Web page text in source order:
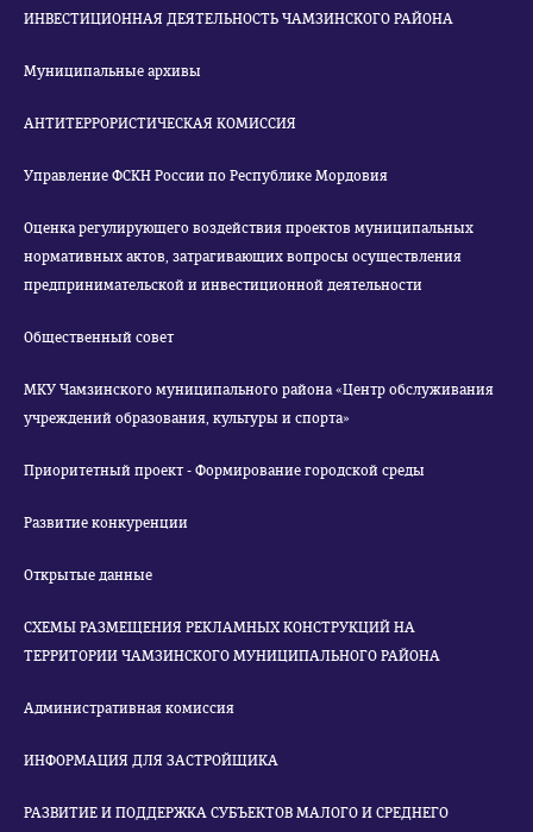
ИНВЕСТИЦИОННАЯ ДЕЯТЕЛЬНОСТЬ ЧАМЗИНСКОГО РАЙОНА
Муниципальные архивы
АНТИТЕРРОРИСТИЧЕСКАЯ КОМИССИЯ
Управление ФСКН России по Республике Мордовия
Оценка регулирующего воздействия проектов муниципальных
нормативных актов, затрагивающих вопросы осуществления
предпринимательской и инвестиционной деятельности
Общественный совет
МКУ Чамзинского муниципального района «Центр обслуживания
учреждений образования, культуры и спорта»
Приоритетный проект - Формирование городской среды
Развитие конкуренции
Открытые данные
СХЕМЫ РАЗМЕЩЕНИЯ РЕКЛАМНЫХ КОНСТРУКЦИЙ НА
ТЕРРИТОРИИ ЧАМЗИНСКОГО МУНИЦИПАЛЬНОГО РАЙОНА
Административная комиссия
ИНФОРМАЦИЯ ДЛЯ ЗАСТРОЙЩИКА
РАЗВИТИЕ И ПОДДЕРЖКА СУБЪЕКТОВ МАЛОГО И СРЕДНЕГО